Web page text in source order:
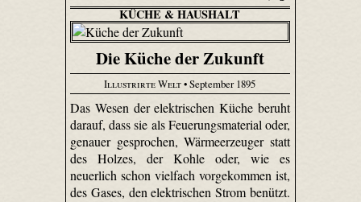
KÜCHE & HAUSHALT
Die Küche der Zukunft
Illustrirte Welt• September 1895
Das Wesen der elektrischen Küche beruht
darauf, dass sie als Feue­rungs­material oder,
genauer gesprochen, Wärmeerzeuger statt
des Holzes, der Kohle oder, wie es
neuerlich schon vielfach vorgekommen ist,
des Gases, den elektrischen Strom benützt.